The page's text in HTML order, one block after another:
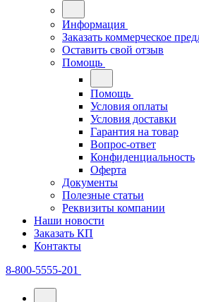
Информация
Заказать коммерческое
Оставить свой отзыв
Помощь
Помощь
Условия оплаты
Условия доставки
Гарантия на товар
Вопрос-ответ
Конфиденциальность
Оферта
Документы
Полезные статьи
Реквизиты компании
Наши новости
Заказать КП
Контакты
8-800-5555-201